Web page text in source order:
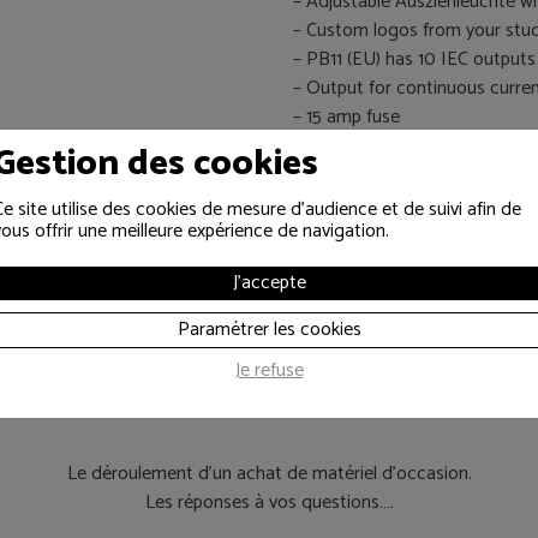
– Custom logos from your
– PB11 (EU) has 10 IEC
– Output for continuous
– 15 amp fuse
informations
Le déroulement d’un achat de matériel d’occasion.
Les réponses à vos questions….
des cookies
site utilise des cookies de mesure d'audience et de suivi afin de
offrir une meilleure expérience de navigation.
J'accepte
Paramétrer les cookies
Je refuse